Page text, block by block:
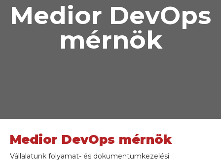
Medior DevOps
mérnök
Medior DevOps mérnök
Vállalatunk folyamat- és dokumentumkezelési